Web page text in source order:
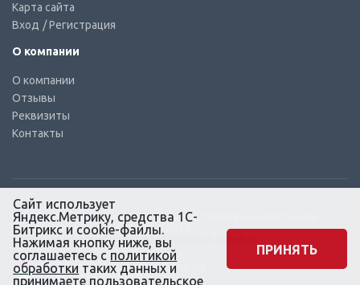
Карта сайта
Вход / Регистрация
О компании
О компании
Отзывы
Реквизиты
Контакты
© КТС-Дизель – Комплектующие к топливным системам
Все права защищены, 2003 – 2025
Согласие на обработку персональных данных
Сайт создан в маркетинговом
агентстве KLUEV.BZ
Сайт использует
Яндекс.Метрику, средства 1С-
Битрикс и cookie-файлы.
Нажимая кнопку ниже, вы
соглашаетесь с политикой
обработки таких данных и
принимаете пользовательское
ПРИНЯТЬ